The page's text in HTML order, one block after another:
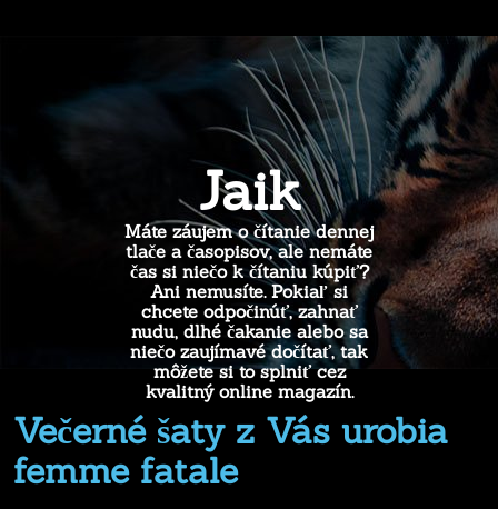
Jaik
Máte záujem o čítanie dennej
tlače a časopisov, ale nemáte
čas si niečo k čítaniu kúpiť?
Ani nemusíte. Pokiaľ si
chcete odpočinúť, zahnať
nudu, dlhé čakanie alebo sa
niečo zaujímavé dočítať, tak
môžete si to splniť cez
kvalitný online magazín.
Večerné šaty z Vás urobia
femme fatale